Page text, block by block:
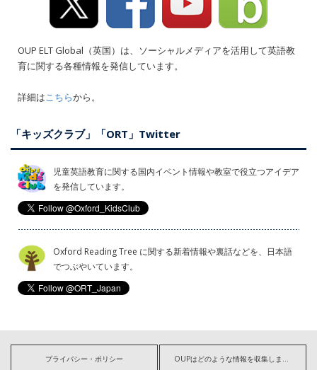
OUP ELT Global（英国）は、ソーシャルメディアを活用して英語教
育に関する各種情報を発信しています。
詳細はこちらから。
「キッズクラブ」「ORT」Twitter
児童英語教育に関する国内イベント情報や教室で役立つアイデア
を発信しています。
Oxford Reading Tree に関する新着情報や裏話などを、日本語
でつぶやいています。
プライバシー・ポリシー